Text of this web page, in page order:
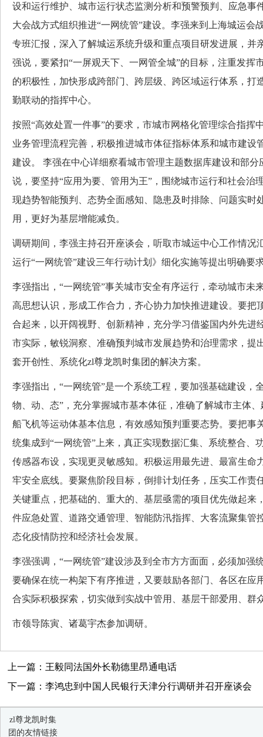
设和运行维护、城市运行状态监测分析和预警预判、应急事
大会战方式组织推进“一网统管”建设。李强来到上海城运会
专班汇报，深入了解城运系统升级和重点项目研发进展，并
强说，要紧扣“一屏观天下、一网管全城”的目标，注重发挥
的积极性，加快形成跨部门、跨层级、跨区域运行体系，打
勤联动的指挥中心。
按照“高效处置一件事”的要求，市城市网格化管理综合指挥
业务管理流程完善，积极推进城市体征指标体系和城市建设
建设。 李强在中心详细察看城市管理主题数据库建设和部分
说，要坚持“应用为要、管用为王”，围绕城市运行和社会治
现趋势智能预判、态势全面感知、隐患及时排除、问题实时
用，更好为基层增能减负。
调研期间，李强主持召开座谈会，听取市城运中心工作情况
运行“一网统管”建设三年行动计划》细化实施等提出明确要
李强指出，“一网统管”事关城市安全有序运行，牵动城市未
高思想认识，形成工作合力，齐心协力加快推进建设。要把
合起来，以开阔视野、创新精神，充分学习借鉴国内外先进
市实际，敏锐洞察、准确预判城市发展趋势和治理需求，提
套开创性、系统化zl尊龙凯时集团的解决方案。
李强指出，“一网统管”是一个系统工程，要加强基础建设，
物、动、态”，充分掌握城市基本体征，准确了解城市主体
船飞机等运动体基本信息，有效感知预判重要态势。要把事
统集成到“一网统管”上来，真正实现数据汇集、系统整合、
传感器布设，实现更灵敏感知。积极运用最先进、最富生命
牢安全底线。要聚焦阶段目标，倒排计划任务，压实工作责
关键重点，把基础的、重大的、基层亟需的项目优先做起来
件应急处置、道路交通管理、智能防汛指挥、大客流聚集管
态化疫情防控和经济社会发展。
李强强调，“一网统管”建设涉及到全市方方面面，必须加强
要确保在统一构架下有序推进，又要鼓励各部门、各区在应
合实际积极探索，切实做到实战中管用、基层干部爱用、群
市领导陈寅、诸葛宇杰参加调研。
上一篇：王毅同法国外长勒德里昂通电话
下一篇：李鸿忠到中国人民银行天津分行调研并召开座谈会
zl尊龙凯时集
团的友情链接